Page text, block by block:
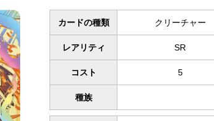
カードの種類 クリーチャー
レアリティ SR
コスト 5
種族